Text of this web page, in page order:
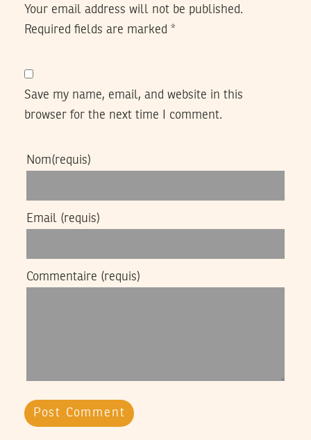
Your email address will not be published.
Required fields are marked *
Save my name, email, and website in this
browser for the next time I comment.
Nom(requis)
Email (requis)
Commentaire (requis)